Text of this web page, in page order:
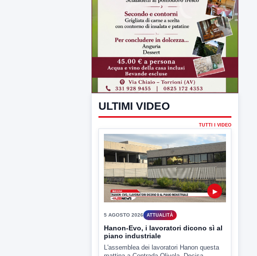
ULTIMI VIDEO
TUTTI I VIDEO
5 AGOSTO 2026 ATTUALITÀ
Hanon-Evo, i lavoratori dicono sì al
piano industriale
L'assemblea dei lavoratori Hanon questa
mattina a Contrada Olivola. Decisa...